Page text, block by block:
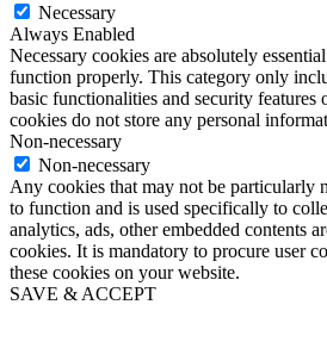
Necessary
Always Enabled
Necessary cookies are absolutely
function properly. This category only
basic functionalities and security features
cookies do not store any personal
Non-necessary
Non-necessary
Any cookies that may not be particularly
to function and is used specifically to
analytics, ads, other embedded contents
cookies. It is mandatory to procure user
these cookies on your website.
SAVE & ACCEPT